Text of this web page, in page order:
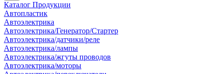
Каталог Продукции
Автопластик
Автоэлектрика
Автоэлектрика/Генератор/Стартер
Автоэлектрика/датчики/реле
Автоэлектрика/лампы
Автоэлектрика/жгуты проводов
Автоэлектрика/моторы